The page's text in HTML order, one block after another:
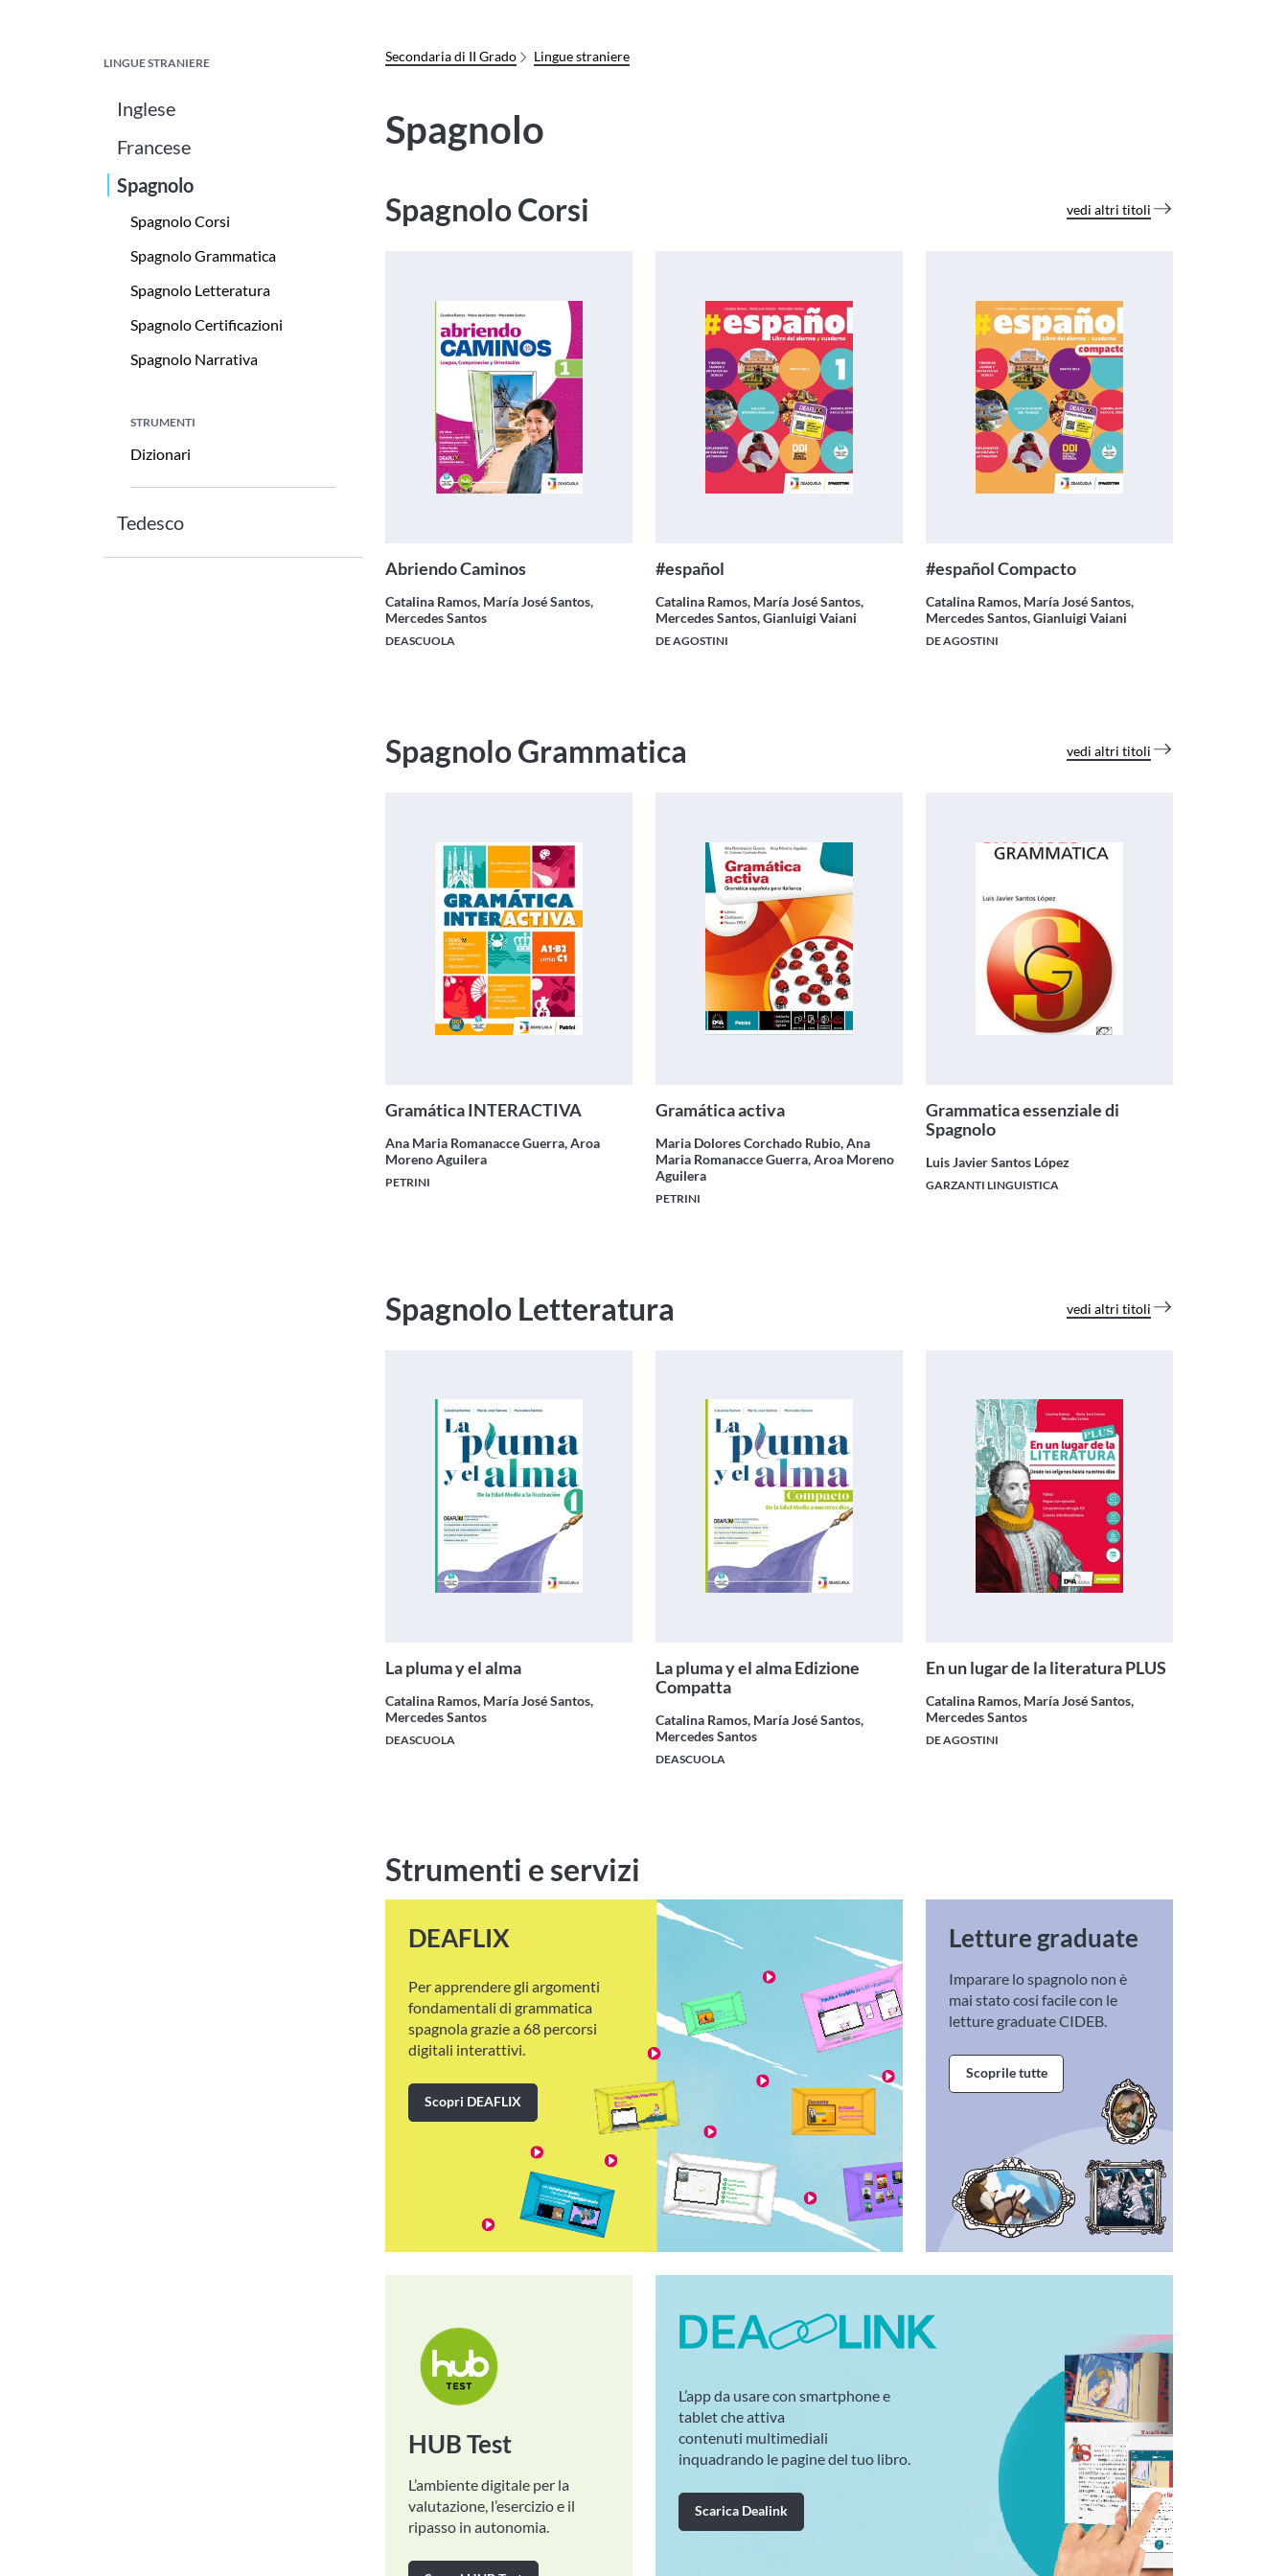
LINGUE STRANIERE
Inglese
Francese
Spagnolo
Spagnolo Corsi
Spagnolo Grammatica
Spagnolo Letteratura
Spagnolo Certificazioni
Spagnolo Narrativa
STRUMENTI
Dizionari
Tedesco
Secondaria di II Grado Lingue straniere
Spagnolo
Spagnolo Corsi vedi altri titoli
Abriendo Caminos
Catalina Ramos, María José Santos,
Mercedes Santos
DEASCUOLA
#español
Catalina Ramos, María José Santos,
Mercedes Santos, Gianluigi Vaiani
DE AGOSTINI
#español Compacto
Catalina Ramos, María José Santos,
Mercedes Santos, Gianluigi Vaiani
DE AGOSTINI
Spagnolo Grammatica vedi altri titoli
Gramática INTERACTIVA
Ana Maria Romanacce Guerra, Aroa
Moreno Aguilera
PETRINI
Gramática activa
Maria Dolores Corchado Rubio, Ana
Maria Romanacce Guerra, Aroa Moreno
Aguilera
PETRINI
Grammatica essenziale di
Spagnolo
Luis Javier Santos López
GARZANTI LINGUISTICA
Spagnolo Letteratura vedi altri titoli
La pluma y el alma
Catalina Ramos, María José Santos,
Mercedes Santos
DEASCUOLA
La pluma y el alma Edizione
Compatta
Catalina Ramos, María José Santos,
Mercedes Santos
DEASCUOLA
En un lugar de la literatura PLUS
Catalina Ramos, María José Santos,
Mercedes Santos
DE AGOSTINI
Strumenti e servizi
DEAFLIX
Per apprendere gli argomenti
fondamentali di grammatica
spagnola grazie a 68 percorsi
digitali interattivi.
Scopri DEAFLIX
Letture graduate
Imparare lo spagnolo non è
mai stato cosi facile con le
letture graduate CIDEB.
Scoprile tutte
HUB Test
L’ambiente digitale per la
valutazione, l’esercizio e il
ripasso in autonomia.
L’app da usare con smartphone e
tablet che attiva
contenuti multimediali
inquadrando le pagine del tuo libro.
Scarica Dealink